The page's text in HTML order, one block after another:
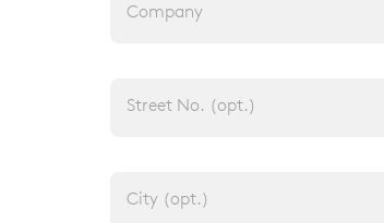
Company
Street No. (opt.)
City (opt.)